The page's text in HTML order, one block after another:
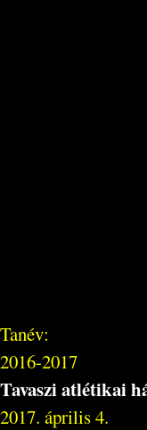
Tanév:
2016-2017
Tavaszi atlétikai
2017. április 4.